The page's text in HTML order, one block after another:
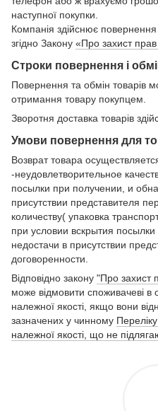
наступної покупки.
Компанія здійснює повернення
згідно Закону «Про захист
Строки повернення і
Повернення та обмін товарів
отримання товару покупцем.
Зворотня доставка товарів
Умови повернення для
Возврат товара
-неудовлетворительное
посылки при получении, и
присутствии представителя
количеству( упаковка
при условии вскрытия
недостачи в присутствии
договоренности.
Відповідно закону "Про захист
може відмовити споживачеві в
належної якості, якщо вони
зазначених у чинному
належної якості, що не